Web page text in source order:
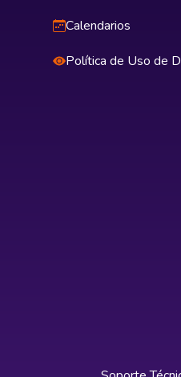
Calendarios
Política de Uso de